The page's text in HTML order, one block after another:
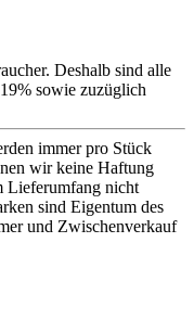
Deshalb sind alle
sowie zuzüglich
immer pro Stück
wir keine Haftung
Lieferumfang nicht
sind Eigentum des
und Zwischenverkauf